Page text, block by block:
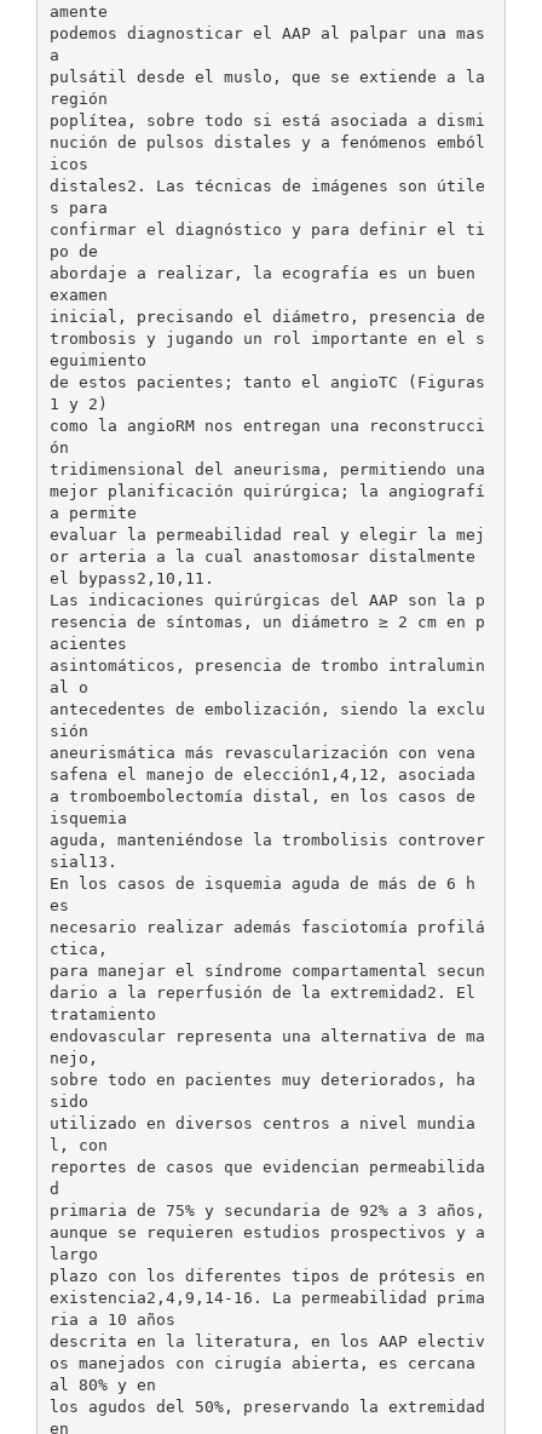
amente
podemos diagnosticar el AAP al palpar una mas
a
pulsátil desde el muslo, que se extiende a la
región
poplítea, sobre todo si está asociada a dismi
nución de pulsos distales y a fenómenos emból
icos
distales2. Las técnicas de imágenes son útile
s para
confirmar el diagnóstico y para definir el ti
po de
abordaje a realizar, la ecografía es un buen
examen
inicial, precisando el diámetro, presencia de
trombosis y jugando un rol importante en el s
eguimiento
de estos pacientes; tanto el angioTC (Figuras
1 y 2)
como la angioRM nos entregan una reconstrucci
ón
tridimensional del aneurisma, permitiendo una
mejor planificación quirúrgica; la angiografí
a permite
evaluar la permeabilidad real y elegir la mej
or arteria a la cual anastomosar distalmente
el bypass2,10,11.
Las indicaciones quirúrgicas del AAP son la p
resencia de síntomas, un diámetro ≥ 2 cm en p
acientes
asintomáticos, presencia de trombo intralumin
al o
antecedentes de embolización, siendo la exclu
sión
aneurismática más revascularización con vena
safena el manejo de elección1,4,12, asociada
a tromboembolectomía distal, en los casos de
isquemia
aguda, manteniéndose la trombolisis controver
sial13.
En los casos de isquemia aguda de más de 6 h
es
necesario realizar además fasciotomía profilá
ctica,
para manejar el síndrome compartamental secun
dario a la reperfusión de la extremidad2. El
tratamiento
endovascular representa una alternativa de ma
nejo,
sobre todo en pacientes muy deteriorados, ha
sido
utilizado en diversos centros a nivel mundia
l, con
reportes de casos que evidencian permeabilida
d
primaria de 75% y secundaria de 92% a 3 años,
aunque se requieren estudios prospectivos y a
largo
plazo con los diferentes tipos de prótesis en
existencia2,4,9,14-16. La permeabilidad prima
ria a 10 años
descrita en la literatura, en los AAP electiv
os manejados con cirugía abierta, es cercana
al 80% y en
los agudos del 50%, preservando la extremidad
en